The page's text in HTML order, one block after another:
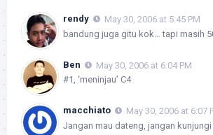
rendy
May 30, 2006 at 5:45 PM
bandung juga gitu kok… tapi masih
Ben
May 30, 2006 at 6:04 PM
#1, ‘meninjau’ C4
macchiato
May 30, 2006 at 6:07
Jangan mau dateng, jangan